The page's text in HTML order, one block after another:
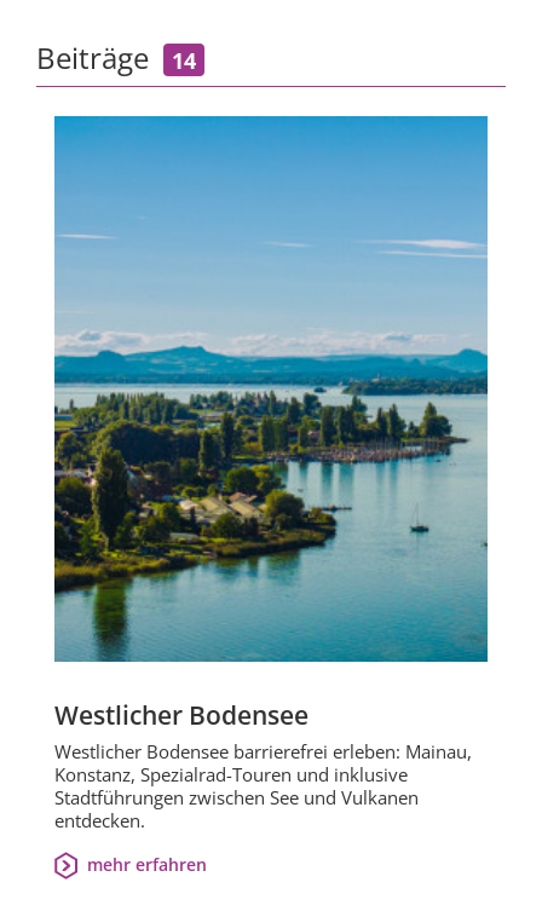
Beiträge 14
Westlicher Bodensee
Westlicher Bodensee barrierefrei erleben: Mainau,
Konstanz, Spezialrad-Touren und inklusive
Stadtführungen zwischen See und Vulkanen
entdecken.
mehr erfahren